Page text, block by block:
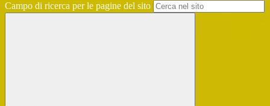
Campo di ricerca per le pagine del sito